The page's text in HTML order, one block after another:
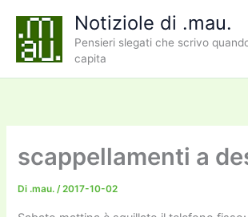
contenuto
Notiziole di .mau.
Pensieri slegati che scrivo
capita
scappellamenti a
Di .mau./2017-10-02